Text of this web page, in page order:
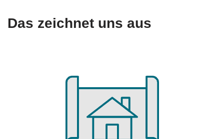
Das zeichnet uns aus